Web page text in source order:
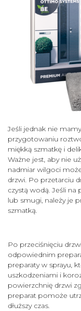
Jeśli jednak nie
przygotowaniu
miękką szmatkę i
Ważne jest, aby nie
nadmiar wilgoci
drzwi. Po przetarciu
czystą wodą. Jeśli
lub smugi, należy je
szmatką.
Po przeciśnięciu
odpowiednim
preparaty w sprayu,
uszkodzeniami i
powierzchnię drzwi
preparat pomoże
dłuższy czas.